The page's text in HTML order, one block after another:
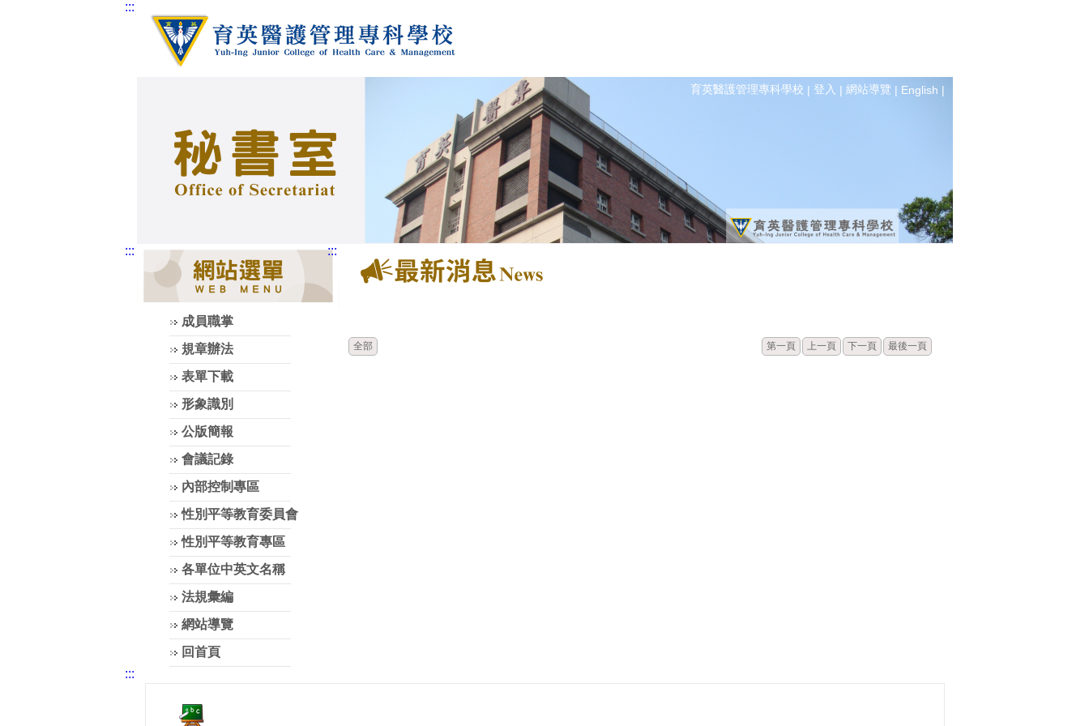
:::
育英醫護管理專科學校 | 登入 | 網站導覽 | English |
:::
成員職掌
規章辦法
表單下載
形象識別
公版簡報
會議記錄
內部控制專區
性別平等教育委員會
性別平等教育專區
各單位中英文名稱
法規彙編
網站導覽
回首頁
:::
全部 第一頁 上一頁 下一頁 最後一頁
:::